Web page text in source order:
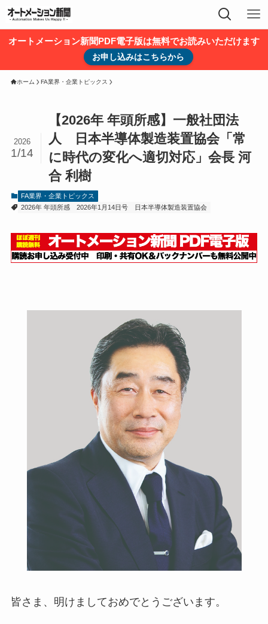
オートメーション新聞PDF電子版は無料でお読みいただけます
お申し込みはこちらから
ホーム FA業界・企業トピックス
【2026年 年頭所感】一般社団法
人 日本半導体製造装置協会「常
に時代の変化へ適切対応」会長 河
合 利樹
2026
1/14
FA業界・企業トピックス
2026年 年頭所感
2026年1月14日号 日本半導体製造装置協会
皆さま、明けましておめでとうございます。